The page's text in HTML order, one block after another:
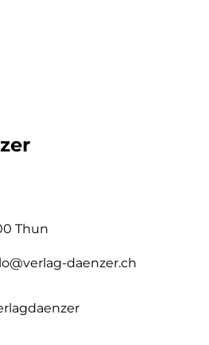
Thun
daenzer.ch